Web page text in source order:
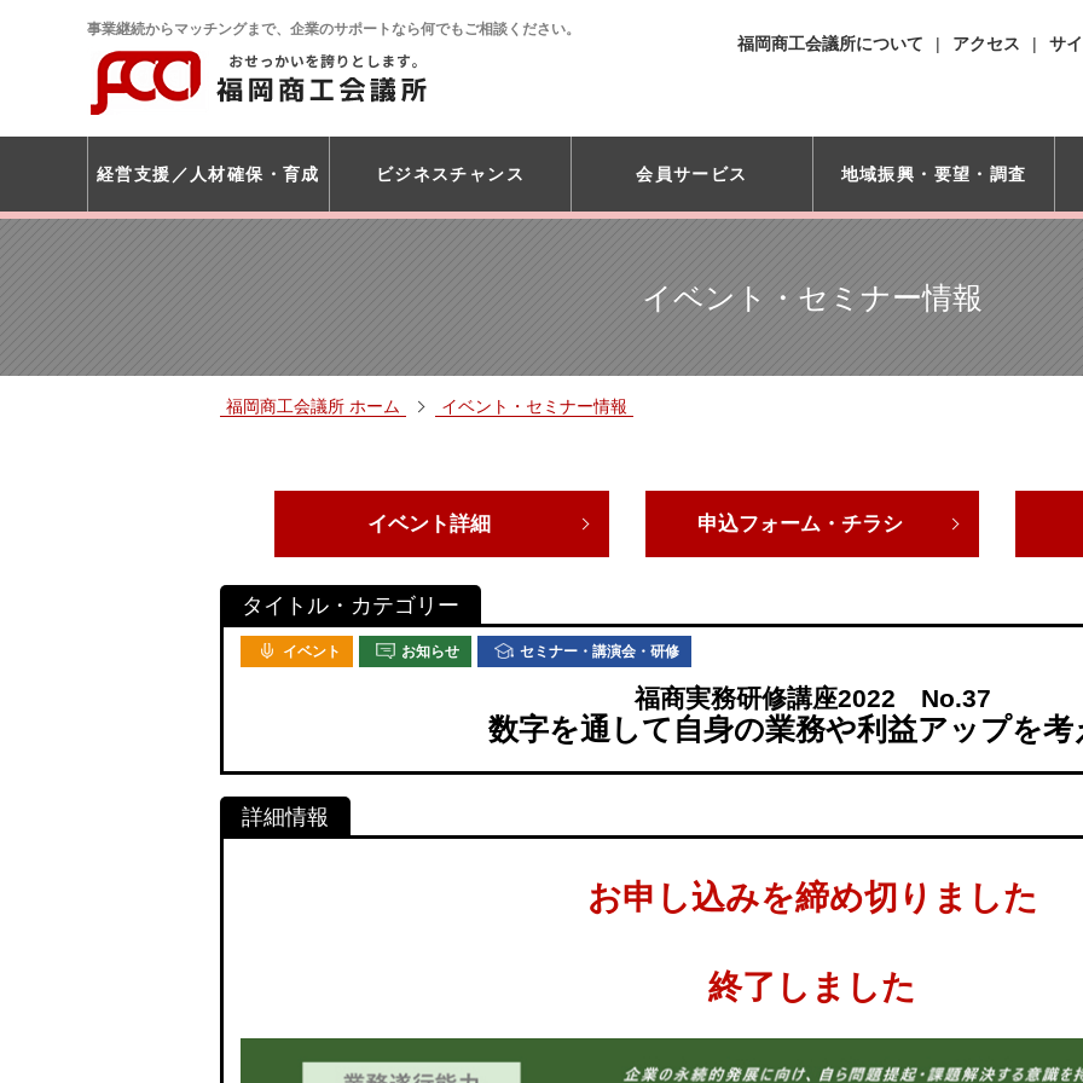
事業継続からマッチングまで、企業のサポートなら何でもご相談ください。
福岡商工会議所について アクセス サ
経営支援 人材確保・育成 ビジネスチャンス 会員サービス 地域振興・ 要望・調査
イベント・セミナー情報
福岡商工会議所 ホーム イベント・セミナー情報
イベント詳細 申込フォーム・チラシ
イベント お知らせ セミナー・講演会・研修
福商実務研修講座2022 No.37
数字を通して自身の業務や利益アップを考
お申し込みを締め切りました
終了しました